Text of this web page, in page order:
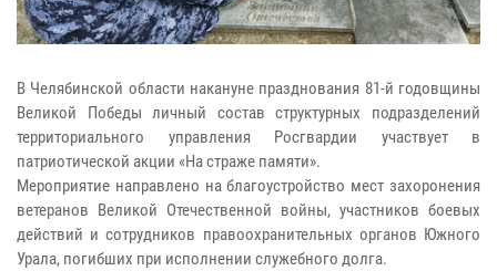
В Челябинской области накануне празднования 81-й годовщины
Великой Победы личный состав структурных подразделений
территориального управления Росгвардии участвует в
патриотической акции «На страже памяти».
Мероприятие направлено на благоустройство мест захоронения
ветеранов Великой Отечественной войны, участников боевых
действий и сотрудников правоохранительных органов Южного
Урала, погибших при исполнении служебного долга.